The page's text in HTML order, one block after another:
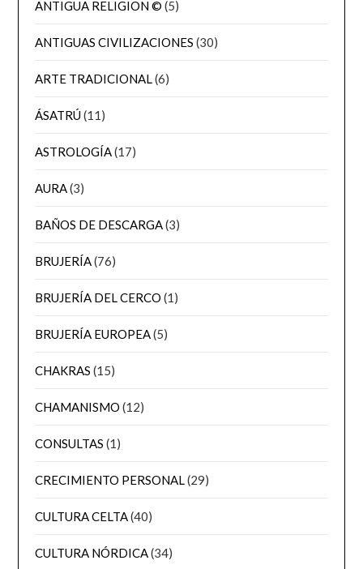
ANTIGUA RELIGION © (5)
ANTIGUAS CIVILIZACIONES (30)
ARTE TRADICIONAL(6)
ÁSATRÚ(11)
ASTROLOGÍA(17)
AURA(3)
BAÑOS DE DESCARGA(3)
BRUJERÍA(76)
BRUJERÍA DEL CERCO (1)
BRUJERÍA EUROPEA(5)
CHAKRAS (15)
CHAMANISMO (12)
CONSULTAS (1)
CRECIMIENTO PERSONAL(29)
CULTURA CELTA(40)
CULTURA NÓRDICA(34)